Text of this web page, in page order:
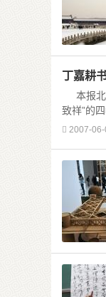
丁嘉耕
本报北
致祥”的
2007-06-